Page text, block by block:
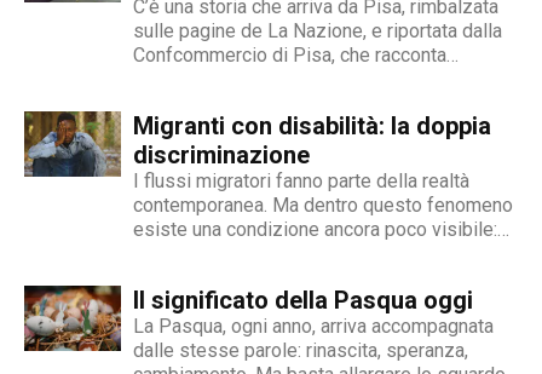
C’è una storia che arriva da Pisa, rimbalzata
sulle pagine de La Nazione, e riportata dalla
Confcommercio di Pisa, che racconta
persone con disabilità in Italia. Una madre e
un padre hanno deciso...
Migranti con disabilità: la doppia
discriminazione
I flussi migratori fanno parte della realtà
contemporanea. Ma dentro questo fenomeno
esiste una condizione ancora poco visibile:
traduce in discriminazione intersezionale.
Perché il fenomeno esiste Le cause sono
diverse e spesso...
Il significato della Pasqua oggi
La Pasqua, ogni anno, arriva accompagnata
dalle stesse parole: rinascita, speranza,